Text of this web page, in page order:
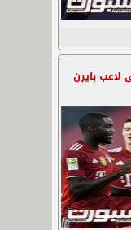
لاعب بايرن